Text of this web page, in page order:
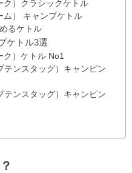
ク）クラシックケトル
ム） キャンプケトル
るケトル
ケトル3選
ク）ケトル No1
テンスタッグ）キャンピン
テンスタッグ）キャンピン